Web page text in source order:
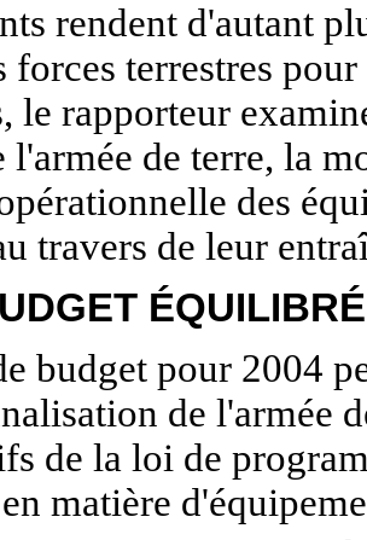
rendent d'autant
forces terrestres
le rapporteur
l'armée de terre, la
des
travers de leur
ÉQUILIBRÉ
budget pour 2004
de l'armée
de la loi de
matière